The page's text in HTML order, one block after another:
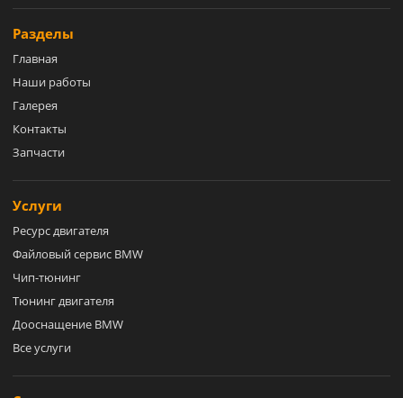
Разделы
Главная
Наши работы
Галерея
Контакты
Запчасти
Услуги
Ресурс двигателя
Файловый сервис BMW
Чип-тюнинг
Тюнинг двигателя
Дооснащение BMW
Все услуги